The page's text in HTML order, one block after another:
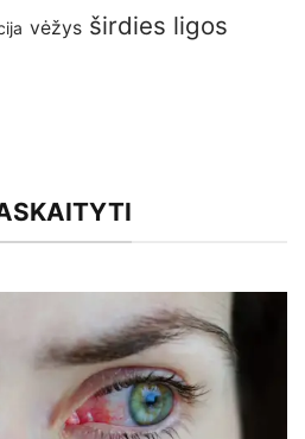
vėžys širdies ligos